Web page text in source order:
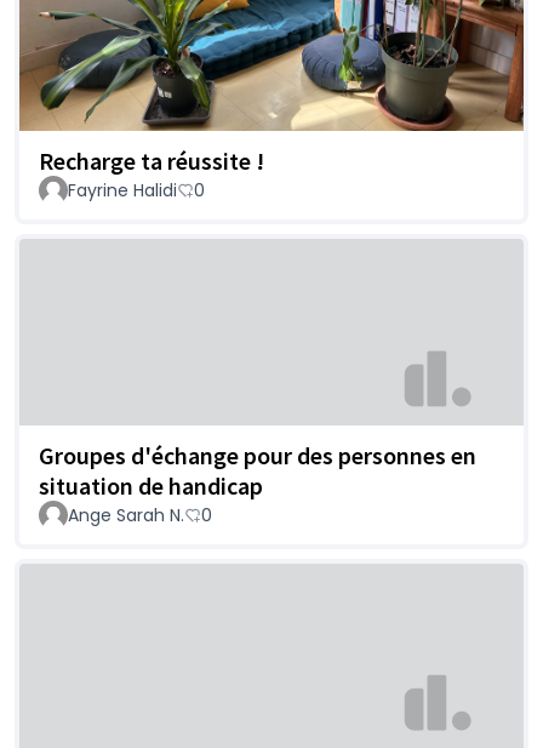
Recharge ta réussite !
Fayrine Halidi 0
Groupes d'échange pour des personnes en
situation de handicap
Ange Sarah N. 0